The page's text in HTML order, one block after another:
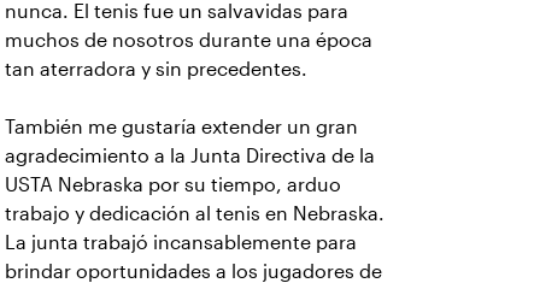
nunca. El tenis fue un salvavidas para
muchos de nosotros durante una época
tan aterradora y sin precedentes.
También me gustaría extender un gran
agradecimiento a la Junta Directiva de la
USTA Nebraska por su tiempo, arduo
trabajo y dedicación al tenis en Nebraska.
La junta trabajó incansablemente para
brindar oportunidades a los jugadores de